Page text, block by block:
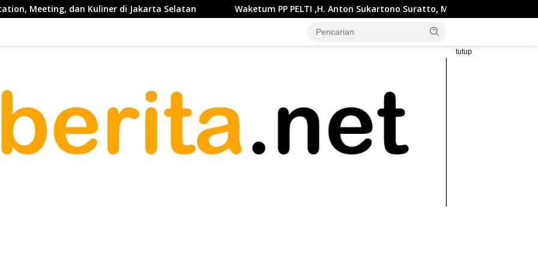
di Jakarta Selatan Waketum PP PELTI ,H. Anton Sukartono Suratto, M.Si. Buka Liga Tenis Indonesia 2026 Seri 1
tutup